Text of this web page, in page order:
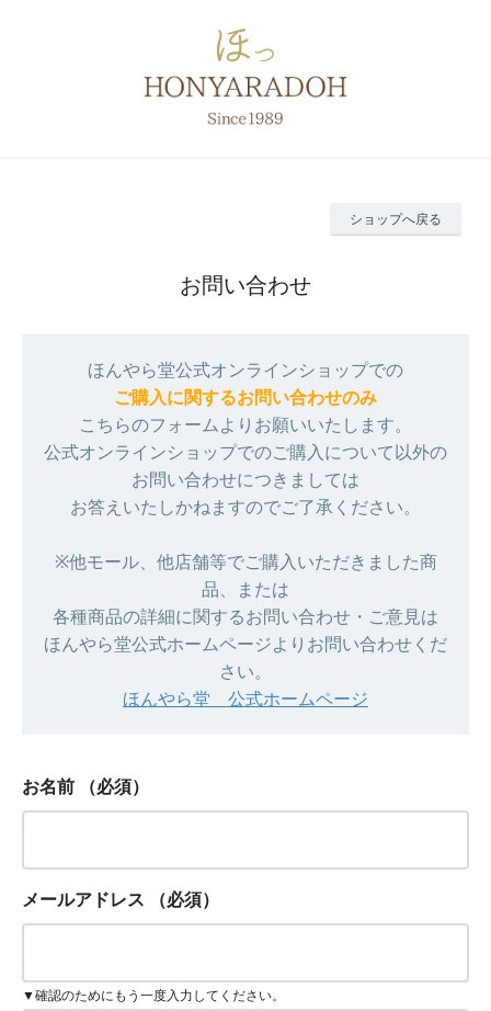
ショップへ戻る
お問い合わせ
ほんやら堂公式オンラインショップでの
ご購入に関するお問い合わせのみ
こちらのフォームよりお願いいたします。
公式オンラインショップでのご購入について以外の
お問い合わせにつきましては
お答えいたしかねますのでご了承ください。
※他モール、他店舗等でご購入いただきました商
品、または
各種商品の詳細に関するお問い合わせ・ご意見は
ほんやら堂公式ホームページよりお問い合わせくだ
さい。
ほんやら堂 公式ホームページ
お名前 （必須）
メールアドレス （必須）
▼確認のためにもう一度入力してください。